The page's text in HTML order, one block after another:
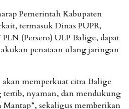
Pemerintah Kabupaten
termasuk Dinas PUPR,
(Persero) ULP Balige, dapat
penataan ulang jaringan
memperkuat citra Balige
tertib, nyaman, dan mendukung
Mantap”, sekaligus memberikan